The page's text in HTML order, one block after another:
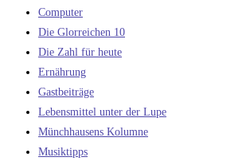
Computer
Die Glorreichen 10
Die Zahl für heute
Ernährung
Gastbeiträge
Lebensmittel unter der Lupe
Münchhausens Kolumne
Musiktipps